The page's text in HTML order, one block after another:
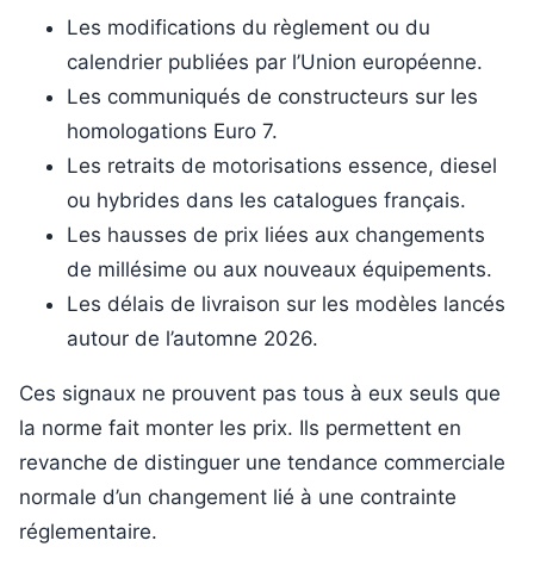
Les modifications du règlement ou du
calendrier publiées par l’Union européenne.
Les communiqués de constructeurs sur les
homologations Euro 7.
Les retraits de motorisations essence, diesel
ou hybrides dans les catalogues français.
Les hausses de prix liées aux changements
de millésime ou aux nouveaux équipements.
Les délais de livraison sur les modèles lancés
autour de l’automne 2026.
Ces signaux ne prouvent pas tous à eux seuls que
la norme fait monter les prix. Ils permettent en
revanche de distinguer une tendance commerciale
normale d’un changement lié à une contrainte
réglementaire.